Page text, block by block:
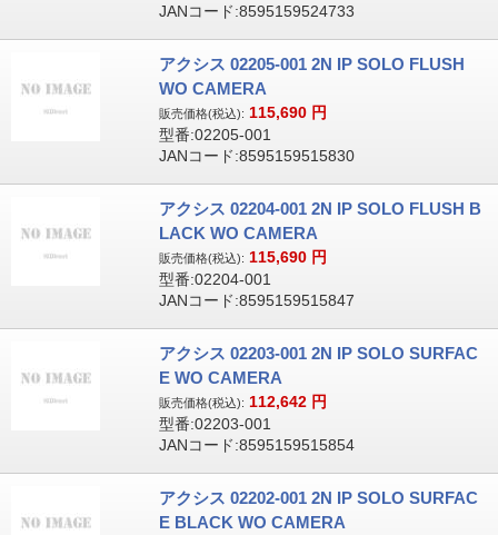
JANコード:8595159524733
アクシス 02205-001 2N IP SOLO FLUSH
WO CAMERA
販売価格(税込): 115,690 円
型番:02205-001
JANコード:8595159515830
アクシス 02204-001 2N IP SOLO FLUSH B
LACK WO CAMERA
販売価格(税込): 115,690 円
型番:02204-001
JANコード:8595159515847
アクシス 02203-001 2N IP SOLO SURFAC
E WO CAMERA
販売価格(税込): 112,642 円
型番:02203-001
JANコード:8595159515854
アクシス 02202-001 2N IP SOLO SURFAC
E BLACK WO CAMERA